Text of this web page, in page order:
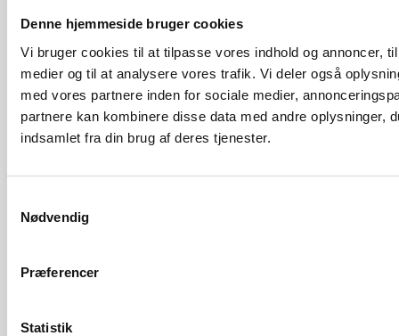
Denne hjemmeside bruger cookies
Vi bruger cookies til at tilpasse vores indhold og annoncer,
medier og til at analysere vores trafik. Vi deler også
med vores partnere inden for sociale medier,
partnere kan kombinere disse data med andre oplysninger,
indsamlet fra din brug af deres tjenester.
Nødvendig
Præferencer
Statistik
Kontakt info:
CVR: 40 61 84 81